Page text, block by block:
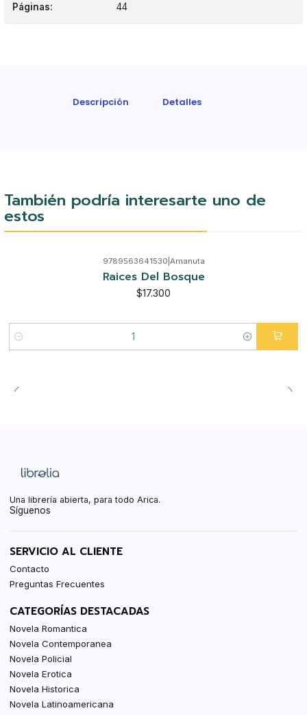
Páginas: 44
Descripción Detalles
También podría interesarte uno de
estos
9789563641530 Amanuta
Raices Del Bosque
$17.300
Cantidad
Una librería abierta, para todo Arica.
Síguenos
SERVICIO AL CLIENTE
Contacto
Preguntas Frecuentes
CATEGORÍAS DESTACADAS
Novela Romantica
Novela Contemporanea
Novela Policial
Novela Erotica
Novela Historica
Novela Latinoamericana